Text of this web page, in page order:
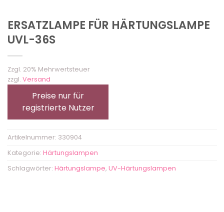
ERSATZLAMPE FÜR HÄRTUNGSLAMPE
UVL-36S
Zzgl. 20% Mehrwertsteuer
zzgl. Versand
Preise nur für
registrierte Nutzer
Artikelnummer: 330904
Kategorie: Härtungslampen
Schlagwörter: Härtungslampe, UV-Härtungslampen